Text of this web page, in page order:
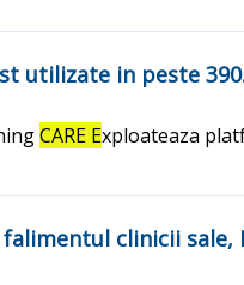
utilizate in peste
CARE Exploateaza
clinicii sale,